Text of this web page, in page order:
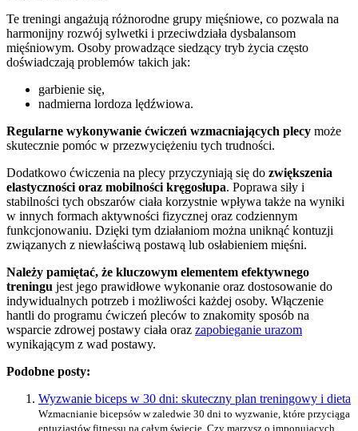
Te treningi angażują różnorodne grupy mięśniowe, co pozwala na
harmonijny rozwój sylwetki i przeciwdziała dysbalansom
mięśniowym. Osoby prowadzące siedzący tryb życia często
doświadczają problemów takich jak:
garbienie się,
nadmierna lordoza lędźwiowa.
Regularne wykonywanie ćwiczeń wzmacniających plecy może
skutecznie pomóc w przezwyciężeniu tych trudności.
Dodatkowo ćwiczenia na plecy przyczyniają się do zwiększenia
elastyczności oraz mobilności kręgosłupa. Poprawa siły i
stabilności tych obszarów ciała korzystnie wpływa także na wyniki
w innych formach aktywności fizycznej oraz codziennym
funkcjonowaniu. Dzięki tym działaniom można uniknąć kontuzji
związanych z niewłaściwą postawą lub osłabieniem mięśni.
Należy pamiętać, że kluczowym elementem efektywnego
treningu jest jego prawidłowe wykonanie oraz dostosowanie do
indywidualnych potrzeb i możliwości każdej osoby. Włączenie
hantli do programu ćwiczeń pleców to znakomity sposób na
wsparcie zdrowej postawy ciała oraz zapobieganie urazom
wynikającym z wad postawy.
Podobne posty:
Wyzwanie biceps w 30 dni: skuteczny plan treningowy i dieta
Wzmacnianie bicepsów w zaledwie 30 dni to wyzwanie, które przyciąga
entuzjastów fitnessu na całym świecie. Czy marzysz o imponujących